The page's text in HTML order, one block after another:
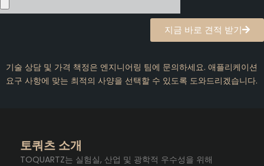
지금 바로 견적 받기
기술 상담 및 가격 책정은 엔지니어링 팀에 문의하세요. 애플리케이션
요구 사항에 맞는 최적의 사양을 선택할 수 있도록 도와드리겠습니다.
토쿼츠 소개
TOQUARTZ는 실험실, 산업 및 광학적 우수성을 위해